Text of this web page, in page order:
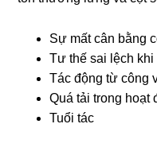
Sự mất cân bằng
Tư thế sai lệch
Tác động từ công
Quá tải trong hoạt
Tuổi tác